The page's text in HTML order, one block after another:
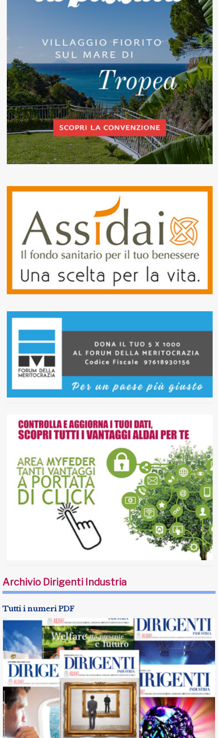
Archivio Dirigenti Industria
Tutti i numeri PDF